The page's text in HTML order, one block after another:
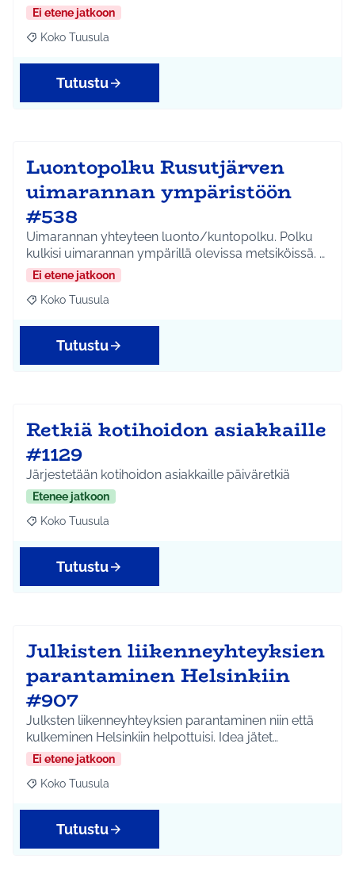
Ei etene jatkoon
Rajaa tulokset aihepiirin mukaan: Koko Tuusula
Koko Tuusula
Tutustu
Luontopolku Rusutjärven
uimarannan ympäristöön
#538
Uimarannan yhteyteen luonto/kuntopolku. Polku
kulkisi uimarannan ympärillä olevissa metsiköissä. …
Ei etene jatkoon
Rajaa tulokset aihepiirin mukaan: Koko Tuusula
Koko Tuusula
Tutustu
Retkiä kotihoidon asiakkaille
#1129
Järjestetään kotihoidon asiakkaille päiväretkiä
Etenee jatkoon
Rajaa tulokset aihepiirin mukaan: Koko Tuusula
Koko Tuusula
Tutustu
Julkisten liikenneyhteyksien
parantaminen Helsinkiin
#907
Julksten liikenneyhteyksien parantaminen niin että
kulkeminen Helsinkiin helpottuisi. Idea jätet…
Ei etene jatkoon
Rajaa tulokset aihepiirin mukaan: Koko Tuusula
Koko Tuusula
Tutustu